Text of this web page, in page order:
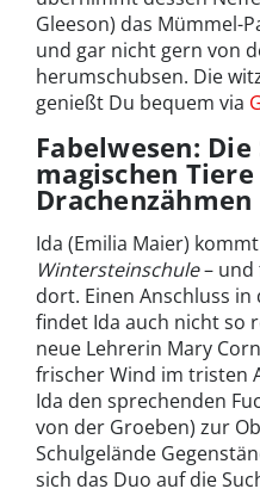
Gleeson) das Mümmel-
und gar nicht gern von
herumschubsen. Die
genießt Du bequem via
Fabelwesen:
magischen
Ida (Emilia Maier)
Wintersteinschule– und
dort. Einen Anschluss
findet Ida auch nicht so
neue Lehrerin Mary
frischer Wind im tristen
Ida den sprechenden
von der Groeben) zur
Schulgelände
sich das Duo auf die